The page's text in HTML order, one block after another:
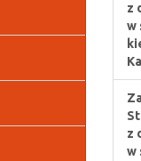
z
w
z
w